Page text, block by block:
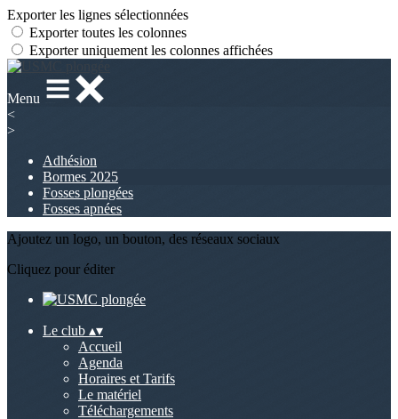
Exporter les lignes sélectionnées
Exporter toutes les colonnes
Exporter uniquement les colonnes affichées
Menu
<
>
Adhésion
Bormes 2025
Fosses plongées
Fosses apnées
Ajoutez un logo, un bouton, des réseaux sociaux
Cliquez pour éditer
Le club ▴▾
Accueil
Agenda
Horaires et Tarifs
Le matériel
Téléchargements